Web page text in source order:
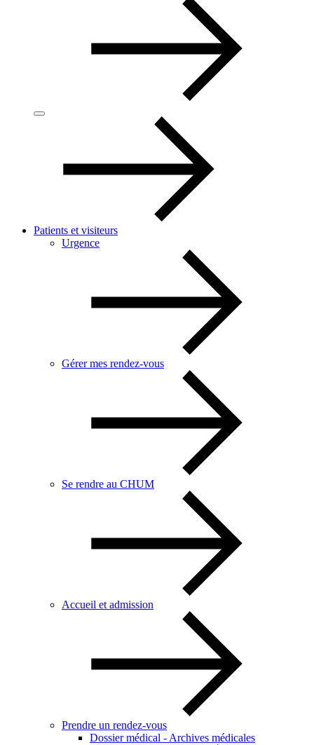
Patients et visiteurs
Urgence
Gérer mes rendez-vous
Se rendre au CHUM
Accueil et admission
Prendre un rendez-vous
Dossier médical - Archives médicales